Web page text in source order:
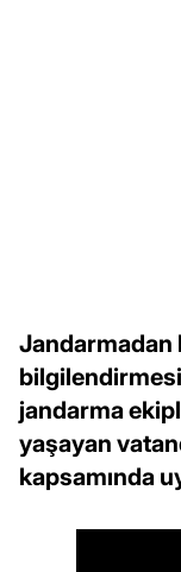
Jandarmadan
jandarma
yaşayan
kapsamında